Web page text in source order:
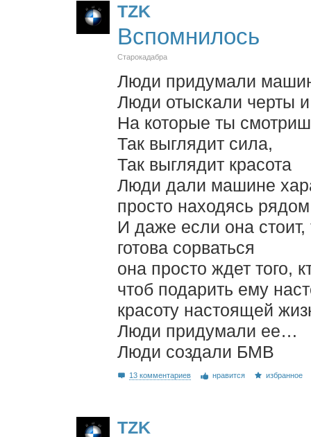
TZK
Вспомнилось
Старокадабра
Люди придумали
Люди отыскали черты
На которые ты
Так выглядит сила,
Так выглядит красота
Люди дали машине
просто находясь рядом
И даже если она
готова сорваться
она просто ждет того,
чтоб подарить ему
красоту настоящей
Люди придумали ее…
Люди создали БМВ
13 комментариев нравится избранное
TZK